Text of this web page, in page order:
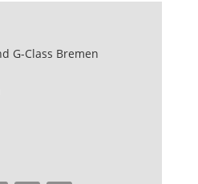
G-Class Bremen